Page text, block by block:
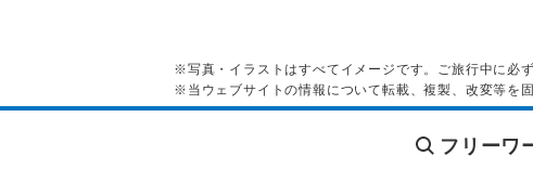
※写真・イラストはすべてイメージです。ご旅行中に必
※当ウェブサイトの情報について転載、複製、改変等を固
フリーワ